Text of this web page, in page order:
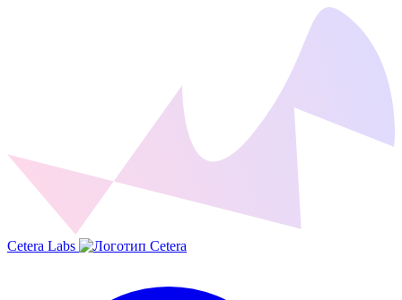
Cetera Labs